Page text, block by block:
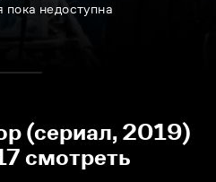
пока недоступна
(сериал, 2019)
смотреть